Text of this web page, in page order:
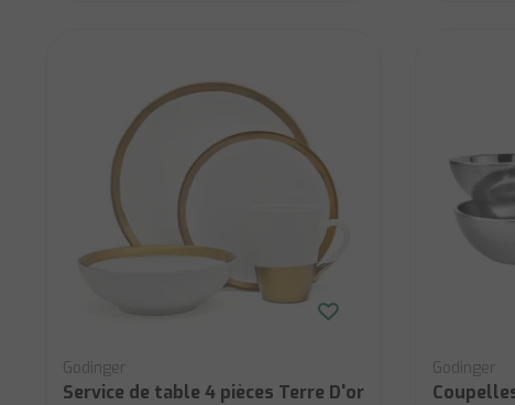
Godinger
Service de table 4 pièces Terre D'or
Godinger